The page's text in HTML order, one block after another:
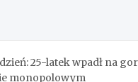
25-latek wpadł na
monopolowym